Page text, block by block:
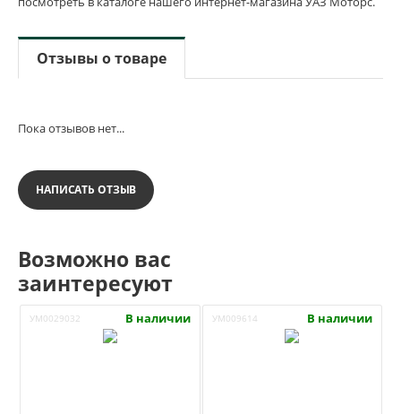
Отзывы о товаре
Пока отзывов нет...
НАПИСАТЬ ОТЗЫВ
Возможно вас
заинтересуют
УМ0029032 В наличии УМ009614 В наличии